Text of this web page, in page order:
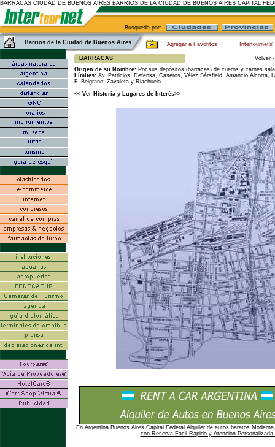
BARRACAS CIUDAD DE BUENOS AIRES BARRIOS DE LA CIUDAD DE BUENOS AIRES CAPITAL
Busqueda por:
Barrios de la Ciudad de Buenos Aires Agregar a Favoritos
BARRACAS Volver
Origen de su Nombre: Por sus depósitos (barracas) de cueros y carnes
Límites: Av. Patricios, Defensa, Caseros, Vélez Sársfield, Amancio Alcorta,
F. Belgrano, Zavaleta y Riachuelo.
<< Ver Historia y Lugares de Interés>>
En Argentina Buenos Aires Capital Federal Alquiler de autos baratos
con Reserva Facil Rapido y Atencion Personalizada